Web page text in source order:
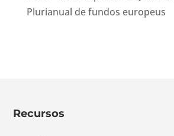
Plurianual de fundos europeus
Recursos